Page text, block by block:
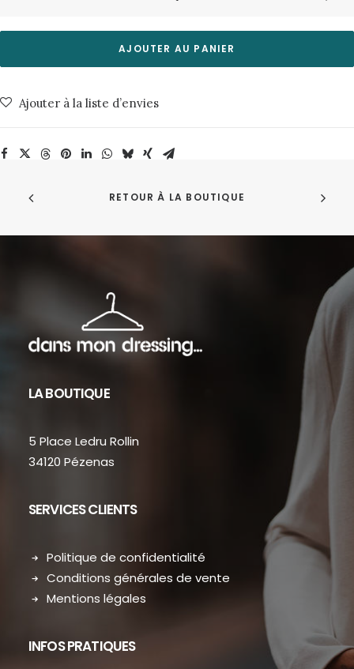
Surchemise
Ecru
AJOUTER AU PANIER
Ajouter à la liste d’envies
RETOUR À LA BOUTIQUE
LA BOUTIQUE
5 Place Ledru Rollin
34120 Pézenas
SERVICES CLIENTS
Politique de confidentialité
Conditions générales de vente
Mentions légales
INFOS PRATIQUES